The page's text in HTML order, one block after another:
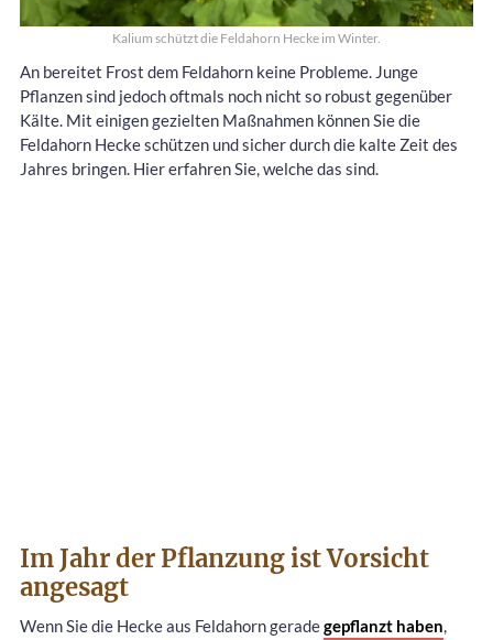
Kalium schützt die Feldahorn Hecke im Winter.
An bereitet Frost dem Feldahorn keine Probleme. Junge
Pflanzen sind jedoch oftmals noch nicht so robust gegenüber
Kälte. Mit einigen gezielten Maßnahmen können Sie die
Feldahorn Hecke schützen und sicher durch die kalte Zeit des
Jahres bringen. Hier erfahren Sie, welche das sind.
Im Jahr der Pflanzung ist Vorsicht
angesagt
Wenn Sie die Hecke aus Feldahorn geradegepflanzt haben